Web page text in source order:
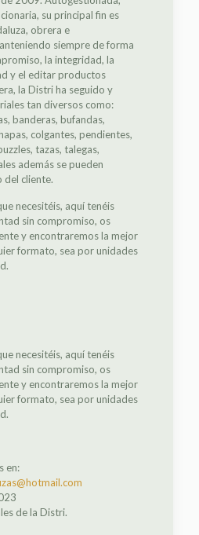
su principal fin es
obrera e
siempre de forma
la integridad, la
y el editar productos
la Distri ha seguido y
tan diversos como:
banderas, bufandas,
colgantes, pendientes,
tazas, talegas,
además se pueden
del cliente.
necesitéis, aquí tenéis
sin compromiso, os
y encontraremos la mejor
formato, sea por unidades
necesitéis, aquí tenéis
sin compromiso, os
y encontraremos la mejor
formato, sea por unidades
en:
de la Distri.